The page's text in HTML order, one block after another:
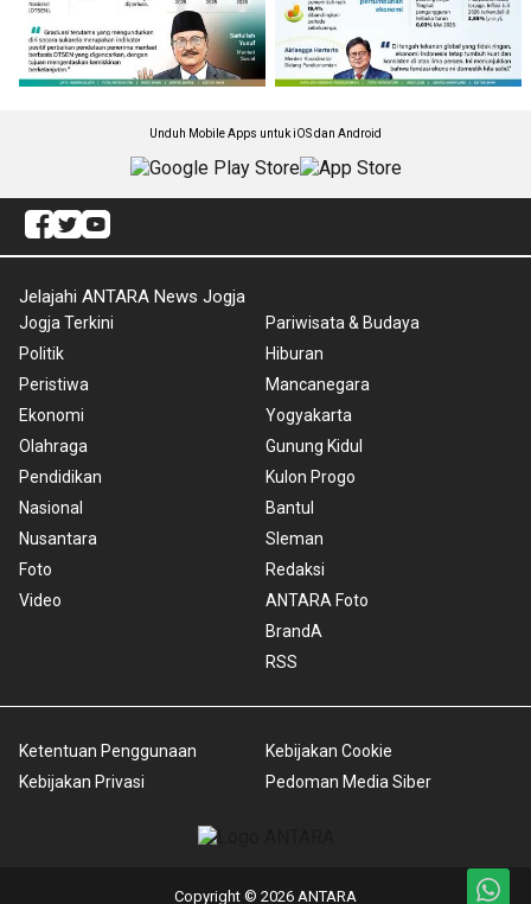
Unduh Mobile Apps untuk iOS dan Android
Jelajahi ANTARA News Jogja
Jogja Terkini
Politik
Peristiwa
Ekonomi
Olahraga
Pendidikan
Nasional
Nusantara
Foto
Video
Pariwisata & Budaya
Hiburan
Mancanegara
Yogyakarta
Gunung Kidul
Kulon Progo
Bantul
Sleman
Redaksi
ANTARA Foto
BrandA
RSS
Ketentuan Penggunaan
Kebijakan Privasi
Kebijakan Cookie
Pedoman Media Siber
Copyright © 2026 ANTARA